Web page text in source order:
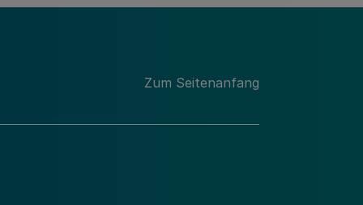
Zum Seitenanfang